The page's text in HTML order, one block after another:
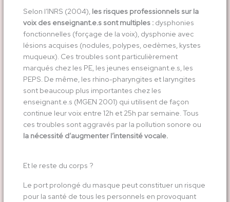
Selon l’INRS (2004), les risques professionnels sur la
voix des enseignant.e.s sont multiples : dysphonies
fonctionnelles (forçage de la voix), dysphonie avec
lésions acquises (nodules, polypes, oedèmes, kystes
muqueux). Ces troubles sont particulièrement
marqués chez les PE, les jeunes enseignant.e.s, les
PEPS. De même, les rhino-pharyngites et laryngites
sont beaucoup plus importantes chez les
enseignant.e.s (MGEN 2001) qui utilisent de façon
continue leur voix entre 12h et 25h par semaine. Tous
ces troubles sont aggravés par la pollution sonore ou
la nécessité d’augmenter l’intensité vocale.
Et le reste du corps ?
Le port prolongé du masque peut constituer un risque
pour la santé de tous les personnels en provoquant